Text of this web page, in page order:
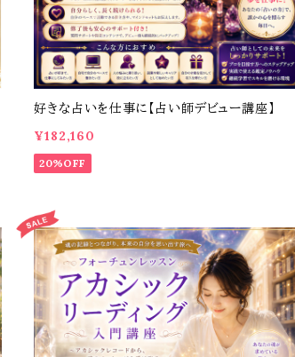
好きな占いを仕事に【占い師デビュー講座】
¥182,160
20%OFF